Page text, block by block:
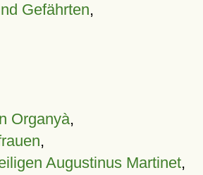
Gefährten,
Organyà,
,
Augustinus Martinet,